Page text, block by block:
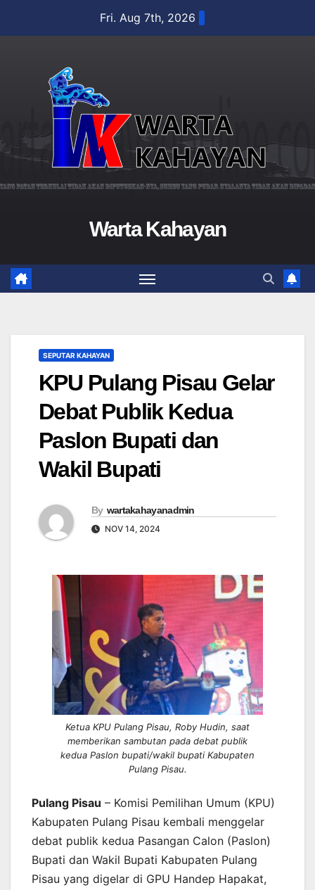
Fri. Aug 7th, 2026
Warta Kahayan
SEPUTAR KAHAYAN
KPU Pulang Pisau Gelar
Debat Publik Kedua
Paslon Bupati dan
Wakil Bupati
By wartakahayanadmin
NOV 14, 2024
Ketua KPU Pulang Pisau, Roby Hudin, saat
memberikan sambutan pada debat publik
kedua Paslon bupati/wakil bupati Kabupaten
Pulang Pisau.
Pulang Pisau – Komisi Pemilihan Umum (KPU)
Kabupaten Pulang Pisau kembali menggelar
debat publik kedua Pasangan Calon (Paslon)
Bupati dan Wakil Bupati Kabupaten Pulang
Pisau yang digelar di GPU Handep Hapakat,